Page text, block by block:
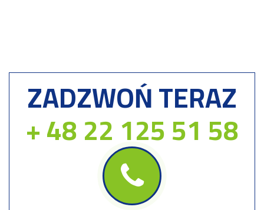
ZADZWOŃ TERAZ
+ 48 22 125 51 58